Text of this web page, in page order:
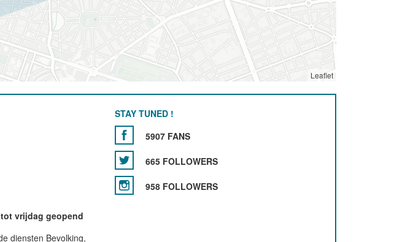
Leaflet
vrijdag geopend
diensten Bevolking,
STAY TUNED !
5907 FANS
665 FOLLOWERS
958 FOLLOWERS